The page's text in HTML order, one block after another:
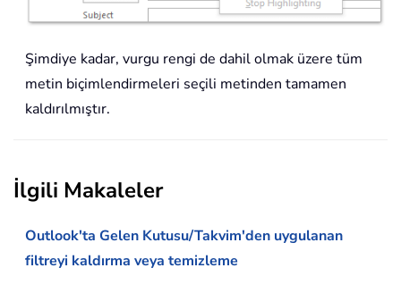
Şimdiye kadar, vurgu rengi de dahil olmak üzere tüm
metin biçimlendirmeleri seçili metinden tamamen
kaldırılmıştır.
İlgili Makaleler
Outlook'ta Gelen Kutusu/Takvim'den uygulanan
filtreyi kaldırma veya temizleme